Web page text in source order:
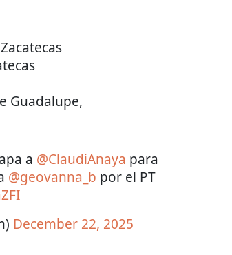
Guadalupe,
a @ClaudiAnaya para
@geovanna_b por el PT
December 22, 2025